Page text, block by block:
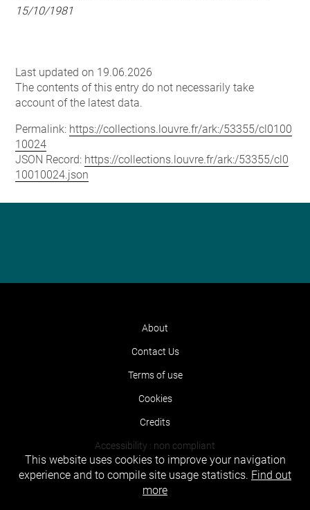
15/10/1981
Last updated on 19.06.2026
The contents of this entry do not necessarily take
account of the latest data.
Permalink: https://collections.louvre.fr/ark:/53355/cl0100
10024
JSON Record: https://collections.louvre.fr/ark:/53355/cl0
10010024.json
About
Contact Us
Terms of use
Cookies
Credits
Accessibility : non compliant
This website uses cookies to improve your navigation
experience and to compile site usage statistics. Find out
more